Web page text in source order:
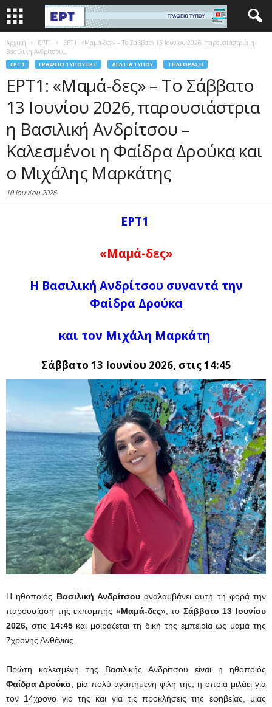
Αρχική EΡΤ1
ΕΡΤ1: «Μαμά-δες» – Το Σάββατο 13 Ιουνίου 2026, παρουσιάστρια η
Βασιλική Ανδρίτσου...
EΡΤ1 ΓΡΑΦΕΊΟ ΤΎΠΟΥ ΕΡΤ ΔΕΛΤΊΑ ΤΎΠΟΥ ΤΗΛΕΌΡΑΣΗ
ΕΡΤ1: «Μαμά-δες» – Το Σάββατο
13 Ιουνίου 2026, παρουσιάστρια
η Βασιλική Ανδρίτσου –
Καλεσμένοι η Φαίδρα Δρούκα και
ο Μιχάλης Μαρκάτης
10 Ιουνίου 2026
ΕΡΤ1
«Μαμά-δες»
Η Βασιλική Ανδρίτσου συναντά την
Φαίδρα Δρούκα
και τον Μιχάλη Μαρκάτη
Σάββατο 13 Ιουνίου 2026, στις 14:45
Η ηθοποιός Βασιλική Ανδρίτσουαναλαμβάνει αυτή τη φορά την
παρουσίαση της εκπομπής «Μαμά-δες», το Σάββατο 13 Ιουνίου
2026, στις 14:45και μοιράζεται τη δική της εμπειρία ως μαμά της
7χρονης Ανθένιας.
Πρώτη καλεσμένη της Βασιλικής Ανδρίτσου είναι η ηθοποιός
Φαίδρα Δρούκα , μία πολύ αγαπημένη φίλη της, η οποία μιλάει για
τον 14χρονο γιο της και για τις προκλήσεις της εφηβείας, μιας